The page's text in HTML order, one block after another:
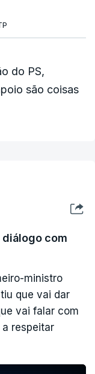
do PS,
são coisas
com
ministro
que vai dar
vai falar com
respeitar